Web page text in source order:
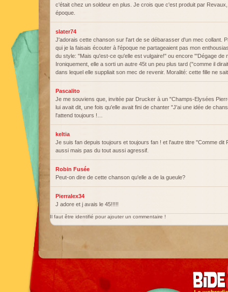
c'était chez un soldeur en plus. Je crois que c'est produit par
époque.
slater74
J'adorais cette chanson sur l'art de se débarasser d'un mec collant.
qui je la faisais écouter à l'époque ne partageaient pas mon
du style: "Mais qu'est-ce qu'elle est vulgaire!" ou encore "'Dégage de
Ironiquement, elle a sorti un autre 45t un peu plus tard ("comme il
dans lequel elle suppliait son mec de revenir. Moralité: cette fille ne
Pascalito
Je me souviens que, invitée par Drucker à un "Champs-Elysées
lui avait dit, une fois qu'elle avait fini de chanter "J'ai une idée de
l'attend toujours !…
keltia
Je suis fan depuis toujours et toujours fan ! et l'autre titre "Comme dit
aussi mais pas du tout aussi agressif.
Robin Fusée
Peut-on dire de cette chanson qu'elle a de la gueule?
Pierralex34
J adore et j avais le 45!!!!!
Il faut être identifié pour ajouter un commentaire !